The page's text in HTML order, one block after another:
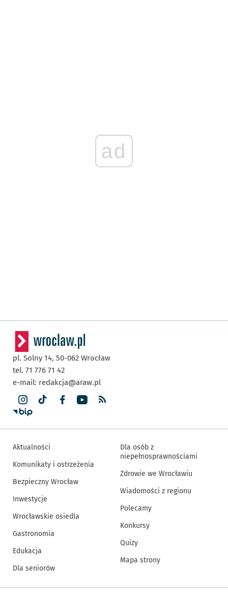
ad
pl. Solny 14, 50-062 Wrocław
tel. 71 776 71 42
e-mail: redakcja@araw.pl
Aktualności
Komunikaty i ostrzeżenia
Bezpieczny Wrocław
Inwestycje
Wrocławskie osiedla
Gastronomia
Edukacja
Dla seniorów
Dla osób z
niepełnosprawnościami
Zdrowie we Wrocławiu
Wiadomości z regionu
Polecamy
Konkursy
Quizy
Mapa strony